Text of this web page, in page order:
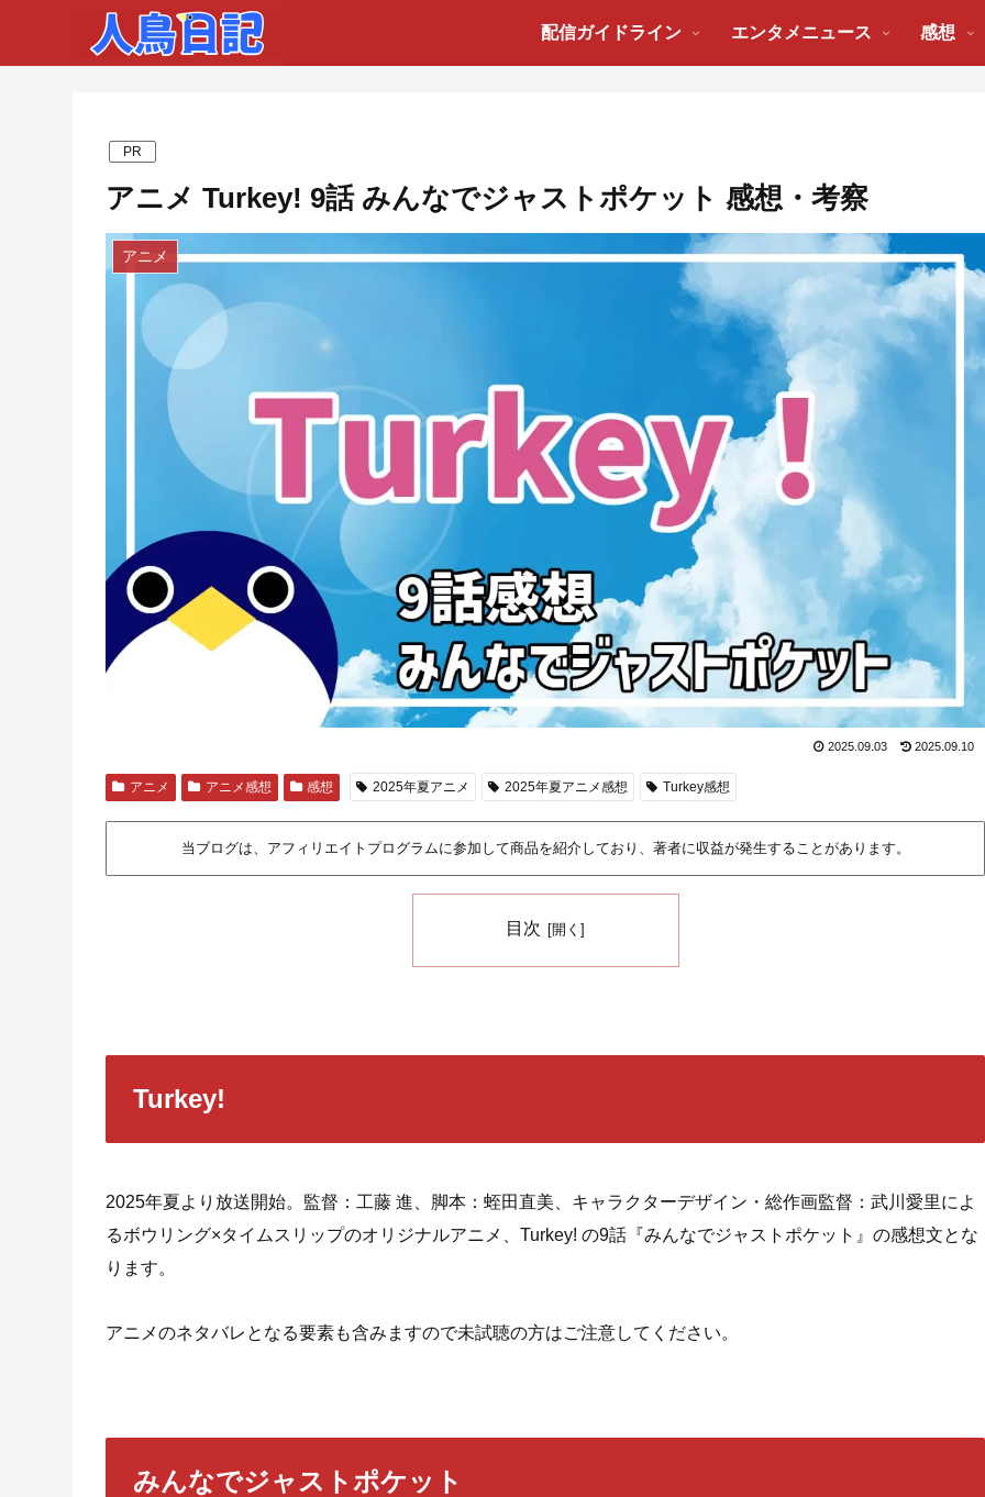
配信ガイドライン エンタメニュース 感想
PR
アニメ Turkey! 9話 みんなでジャストポケット 感想・考察
アニメ
2025.09.03 2025.09.10
アニメ アニメ感想 感想 2025年夏アニメ 2025年夏アニメ感想 Turkey感想
当ブログは、アフィリエイトプログラムに参加して商品を紹介しており、著者に収益が発生することがあります。
目次
Turkey!
2025年夏より放送開始。監督：工藤 進、脚本：蛭田直美、キャラクターデザイン・総作画監督：武川愛里によ
るボウリング×タイムスリップのオリジナルアニメ、Turkey! の9話『みんなでジャストポケット』の感想文とな
ります。
アニメのネタバレとなる要素も含みますので未試聴の方はご注意してください。
みんなでジャストポケット